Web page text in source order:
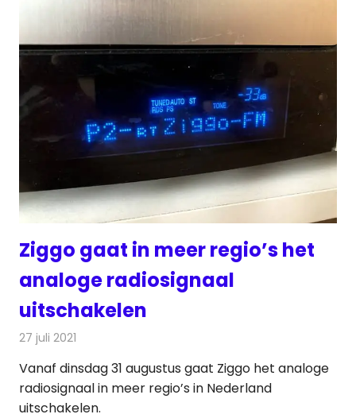
Ziggo gaat in meer regio’s het
analoge radiosignaal
uitschakelen
27 juli 2021
Vanaf dinsdag 31 augustus gaat Ziggo het analoge
radiosignaal in meer regio’s in Nederland
uitschakelen.